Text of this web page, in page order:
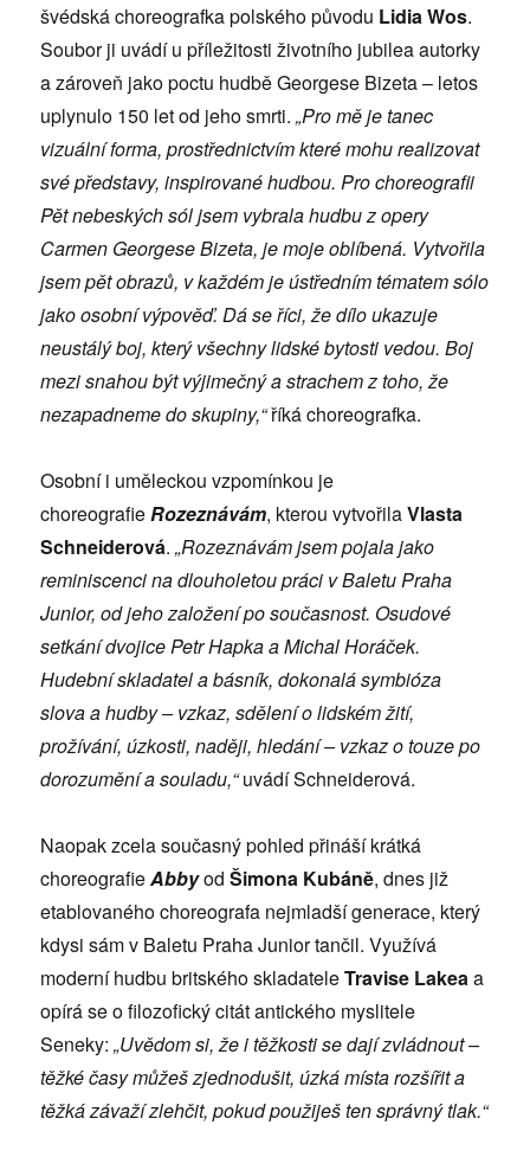
švédská choreografka polského původu Lidia Wos.
Soubor ji uvádí u příležitosti životního jubilea autorky
a zároveň jako poctu hudbě Georgese Bizeta – letos
uplynulo 150 let od jeho smrti.„Pro mě je tanec
vizuální forma, prostřednictvím které mohu realizovat
své představy, inspirované hudbou. Pro choreografii
Pět nebeských sól jsem vybrala hudbu z opery
Carmen Georgese Bizeta, je moje oblíbená. Vytvořila
jsem pět obrazů, v každém je ústředním tématem sólo
jako osobní výpověď. Dá se říci, že dílo ukazuje
neustálý boj, který všechny lidské bytosti vedou. Boj
mezi snahou být výjimečný a strachem z toho, že
nezapadneme do skupiny,“říká choreografka.
Osobní i uměleckou vzpomínkou je
choreografie Rozeznávám, kterou vytvořilaVlasta
Schneiderová.„Rozeznávám jsem pojala jako
reminiscenci na dlouholetou práci v Baletu Praha
Junior, od jeho založení po současnost. Osudové
setkání dvojice Petr Hapka a Michal Horáček.
Hudební skladatel a básník, dokonalá symbióza
slova a hudby – vzkaz, sdělení o lidském žití,
prožívání, úzkosti, naději, hledání – vzkaz o touze po
dorozumění a souladu,“uvádí Schneiderová.
Naopak zcela současný pohled přináší krátká
choreografieAbbyodŠimona Kubáně, dnes již
etablovaného choreografa nejmladší generace, který
kdysi sám v Baletu Praha Junior tančil. Využívá
moderní hudbu britského skladateleTravise Lakea a
opírá se o filozofický citát antického myslitele
Seneky:„Uvědom si, že i těžkosti se dají zvládnout –
těžké časy můžeš zjednodušit, úzká místa rozšířit a
těžká závaží zlehčit, pokud použiješ ten správný tlak.“